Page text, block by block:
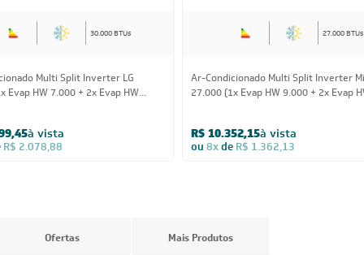
30.000 BTUs
Multi Split Inverter LG
Evap HW 7.000 + 2x Evap HW
à vista
R$ 2.078,88
27.000 BTUs
Ar-Condicionado Multi Split Inverter
27.000 (1x Evap HW 9.000 + 2x Evap
R$ 10.352,15à vista
ou 8xde R$ 1.362,13
Ofertas Mais Produtos